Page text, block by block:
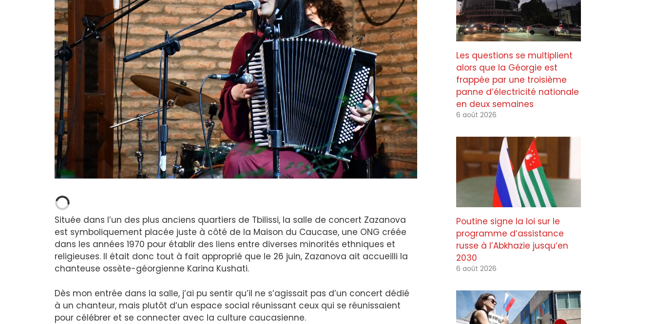
Située dans l’un des plus anciens quartiers de Tbilissi, la salle de concert Zazanova
est symboliquement placée juste à côté de la Maison du Caucase, une ONG créée
dans les années 1970 pour établir des liens entre diverses minorités ethniques et
religieuses. Il était donc tout à fait approprié que le 26 juin, Zazanova ait accueilli la
chanteuse ossète-géorgienne Karina Kushati.
Dès mon entrée dans la salle, j’ai pu sentir qu’il ne s’agissait pas d’un concert dédié
à un chanteur, mais plutôt d’un espace social réunissant ceux qui se réunissaient
pour célébrer et se connecter avec la culture caucasienne.
Les questions se multiplient
alors que la Géorgie est
frappée par une troisième
panne d’électricité nationale
en deux semaines
6 août 2026
Poutine signe la loi sur le
programme d’assistance
russe à l’Abkhazie jusqu’en
2030
6 août 2026